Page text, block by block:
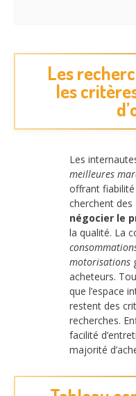
Les
les
Les
meilleures
offrant
cherchent des
négocier le
la qualité. La
motorisations
acheteurs.
que l’espace
restent des
recherches.
facilité
majorité